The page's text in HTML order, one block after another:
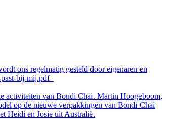
ons regelmatig gesteld door eigenaren en
past-bij-mij.pdf
activiteiten van Bondi Chai. Martin Hoogeboom,
op de nieuwe verpakkingen van Bondi Chai
Heidi en Josie uit Australië.